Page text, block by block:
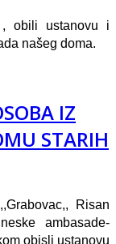
, obili ustanovu i
našeg doma.
IZ
STARIH
Risan
ambasade-
obisli ustanovu